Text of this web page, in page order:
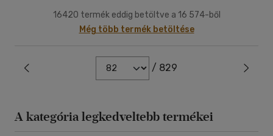
16420 termék eddig betöltve a 16 574-ből
Még több termék betöltése
/ 829
A kategória legkedveltebb termékei